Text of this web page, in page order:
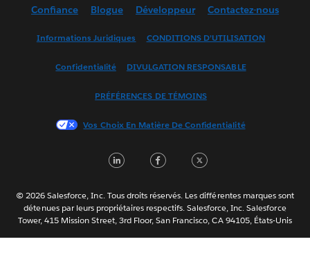
English (UK)
Français (France)
한국어
Português
ไทย
简体中文
Confiance Blogue Développeur Contactez-nous
Informations Juridiques CONDITIONS D’UTILISATION
Confidentialité DIVULGATION RESPONSABLE
PRÉFÉRENCES DE TÉMOINS
Vos Choix En Matière De Confidentialité
LinkedInFacebook
© 2026 Salesforce, Inc. Tous droits réservés. Les différentes marques sont
détenues par leurs propriétaires respectifs. Salesforce, Inc. Salesforce
Tower, 415 Mission Street, 3rd Floor, San Francisco, CA 94105, États-Unis